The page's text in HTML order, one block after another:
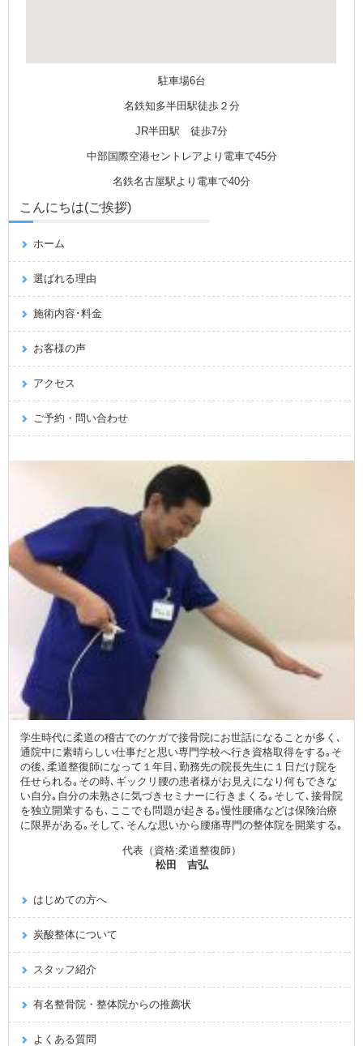
駐車場6台
名鉄知多半田駅徒歩２分
JR半田駅 徒歩7分
中部国際空港セントレアより電車で45分
名鉄名古屋駅より電車で40分
こんにちは(ご挨拶)
ホーム
選ばれる理由
施術内容･料金
お客様の声
アクセス
ご予約・問い合わせ
学生時代に柔道の稽古でのケガで接骨院にお世話になることが多く､
通院中に素晴らしい仕事だと思い専門学校へ行き資格取得をする｡そ
の後､柔道整復師になって１年目､勤務先の院長先生に１日だけ院を
任せられる｡その時､ギックリ腰の患者様がお見えになり何もできな
い自分｡自分の未熟さに気づきセミナーに行きまくる｡そして､接骨院
を独立開業するも､ここでも問題が起きる｡慢性腰痛などは保険治療
に限界がある｡そして､そんな思いから腰痛専門の整体院を開業する｡
代表（資格:柔道整復師）
松田 吉弘
はじめての方へ
炭酸整体について
スタッフ紹介
有名整骨院・整体院からの推薦状
よくある質問